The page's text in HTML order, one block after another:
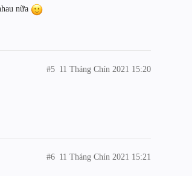
nữa
11 Tháng Chín 2021 15:20
#5
11 Tháng Chín 2021 15:21
#6